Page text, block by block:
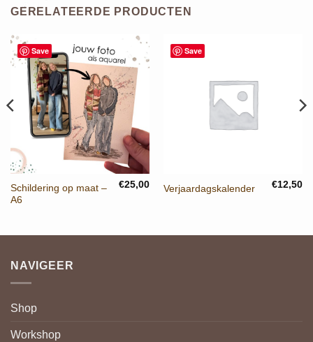
GERELATEERDE PRODUCTEN
Save
Schildering op maat –
A6
€25,00
Save
Verjaardagskalender €12,50
NAVIGEER
Shop
Workshop